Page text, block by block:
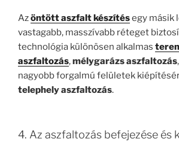
Azöntött aszfalt készítésegy másik
vastagabb, masszívabb réteget
technológia különösen alkalmas
aszfaltozás,mélygarázs aszfaltozás
nagyobb forgalmú felületek
telephely aszfaltozás.
4. Az aszfaltozás befejezése és